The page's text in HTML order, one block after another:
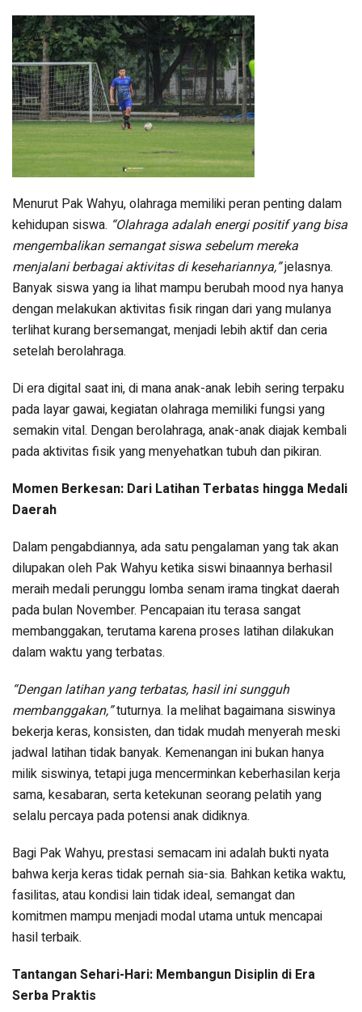
Menurut Pak Wahyu, olahraga memiliki peran penting dalam
kehidupan siswa. “Olahraga adalah energi positif yang bisa
mengembalikan semangat siswa sebelum mereka
menjalani berbagai aktivitas di kesehariannya,”jelasnya.
Banyak siswa yang ia lihat mampu berubah mood nya hanya
dengan melakukan aktivitas fisik ringan dari yang mulanya
terlihat kurang bersemangat, menjadi lebih aktif dan ceria
setelah berolahraga.
Di era digital saat ini, di mana anak-anak lebih sering terpaku
pada layar gawai, kegiatan olahraga memiliki fungsi yang
semakin vital. Dengan berolahraga, anak-anak diajak kembali
pada aktivitas fisik yang menyehatkan tubuh dan pikiran.
Momen Berkesan: Dari Latihan Terbatas hingga Medali
Daerah
Dalam pengabdiannya, ada satu pengalaman yang tak akan
dilupakan oleh Pak Wahyu ketika siswi binaannya berhasil
meraih medali perunggu lomba senam irama tingkat daerah
pada bulan November. Pencapaian itu terasa sangat
membanggakan, terutama karena proses latihan dilakukan
dalam waktu yang terbatas.
“Dengan latihan yang terbatas, hasil ini sungguh
membanggakan,”tuturnya. Ia melihat bagaimana siswinya
bekerja keras, konsisten, dan tidak mudah menyerah meski
jadwal latihan tidak banyak. Kemenangan ini bukan hanya
milik siswinya, tetapi juga mencerminkan keberhasilan kerja
sama, kesabaran, serta ketekunan seorang pelatih yang
selalu percaya pada potensi anak didiknya.
Bagi Pak Wahyu, prestasi semacam ini adalah bukti nyata
bahwa kerja keras tidak pernah sia-sia. Bahkan ketika waktu,
fasilitas, atau kondisi lain tidak ideal, semangat dan
komitmen mampu menjadi modal utama untuk mencapai
hasil terbaik.
Tantangan Sehari-Hari: Membangun Disiplin di Era
Serba Praktis